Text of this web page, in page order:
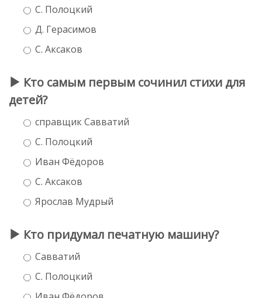
С. Полоцкий
Д. Герасимов
С. Аксаков
Кто самым первым сочинил стихи для
детей?
справщик Савватий
С. Полоцкий
Иван Фёдоров
С. Аксаков
Ярослав Мудрый
Кто придумал печатную машину?
Савватий
С. Полоцкий